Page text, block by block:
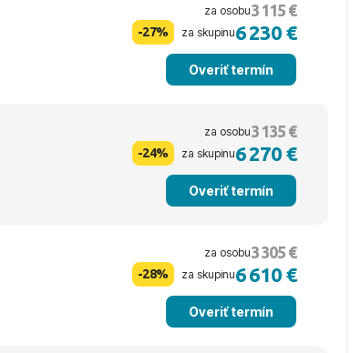
za osobu3 115 €
-27% za skupinu6 230 €
Overiť termín
za osobu3 135 €
-24% za skupinu6 270 €
Overiť termín
za osobu3 305 €
-28% za skupinu6 610 €
Overiť termín